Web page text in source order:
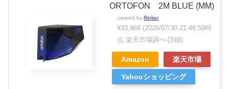
ORTOFON 2M BLUE (MM)
created by Rinker
¥33,968 (2026/07/30 21:46:59時
点 楽天市場調べ-詳細)
Amazon 楽天市場
Yahooショッピング